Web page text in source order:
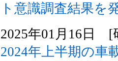
ト意識調査結果を
2025年01月16日 [
2024年上半期の車